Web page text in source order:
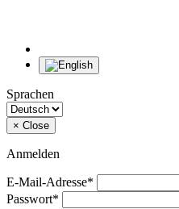
Sprachen
× Close
Anmelden
E-Mail-Adresse*
Passwort*